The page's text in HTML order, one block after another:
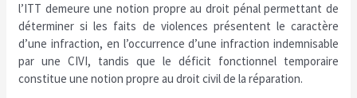
l’ITT demeure une notion propre au droit pénal permettant de
déterminer si les faits de violences présentent le caractère
d’une infraction, en l’occurrence d’une infraction indemnisable
par une CIVI, tandis que le déficit fonctionnel temporaire
constitue une notion propre au droit civil de la réparation.